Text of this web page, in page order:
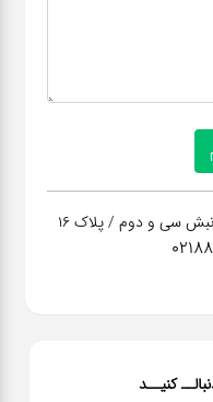
سی و دوم / پلاک 16
کنیــد